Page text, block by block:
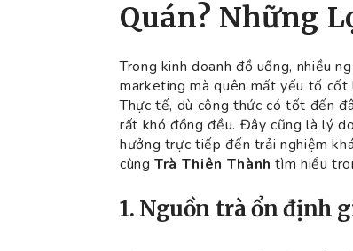
Quán? Những
Trong kinh doanh đồ uống, nhiều
marketing mà quên mất yếu tố
Thực tế, dù công thức có tốt đến
rất khó đồng đều. Đây cũng là lý
hưởng trực tiếp đến trải nghiệm
cùngTrà Thiên Thànhtìm hiểu
1. Nguồn trà ổn định